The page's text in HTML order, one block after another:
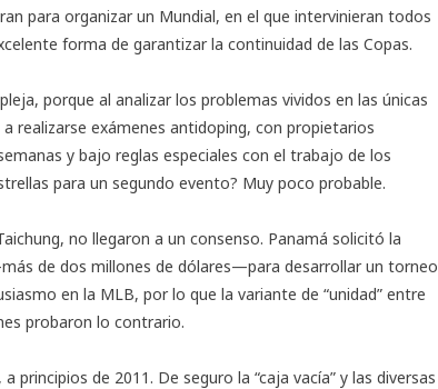
para organizar un Mundial, en el que intervinieran todos
forma de garantizar la continuidad de las Copas.
porque al analizar los problemas vividos en las únicas
realizarse exámenes antidoping, con propietarios
y bajo reglas especiales con el trabajo de los
para un segundo evento? Muy poco probable.
no llegaron a un consenso. Panamá solicitó la
de dos millones de dólares—para desarrollar un torneo
en la MLB, por lo que la variante de “unidad” entre
probaron lo contrario.
principios de 2011. De seguro la “caja vacía” y las diversas